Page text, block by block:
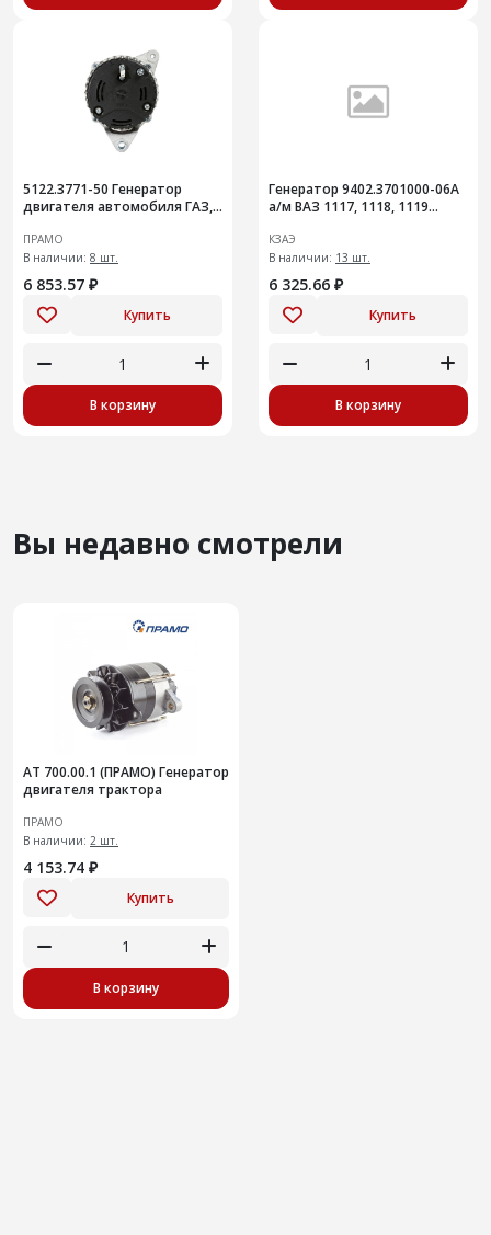
5122.3771-50 Генератор
двигателя автомобиля ГАЗ,
ПРАМО
В наличии: 8 шт.
6 853.57 ₽
Купить
В корзину
Генератор 9402.3701000-06А
а/м ВАЗ 1117, 1118, 1119
КЗАЭ
В наличии: 13 шт.
6 325.66 ₽
Купить
В корзину
Вы недавно смотрели
АТ 700.00.1 (ПРАМО) Генератор
двигателя трактора
ПРАМО
В наличии: 2 шт.
4 153.74 ₽
Купить
В корзину